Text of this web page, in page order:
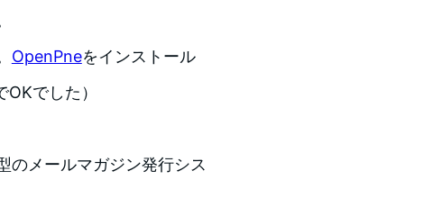
OpenPneをインストール
でした）
のメールマガジン発行シス